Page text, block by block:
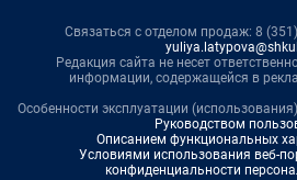
Связаться с отделом продаж: 8
Редакция сайта не несет
информации, содержащейся в
Особенности эксплуатации
Руководством
Описанием функциональных
Условиями использования веб-
конфиденциальности